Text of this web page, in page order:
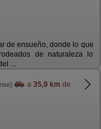
de ensueño, donde lo que
de naturaleza lo
...
a 35,9 km de